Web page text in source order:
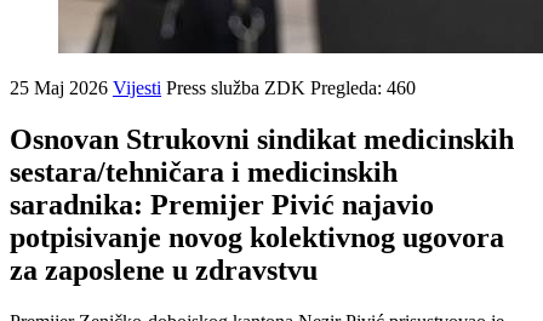
25 Maj 2026 Vijesti Press služba ZDK Pregleda: 460
Osnovan Strukovni sindikat medicinskih
sestara/tehničara i medicinskih
saradnika: Premijer Pivić najavio
potpisivanje novog kolektivnog ugovora
za zaposlene u zdravstvu